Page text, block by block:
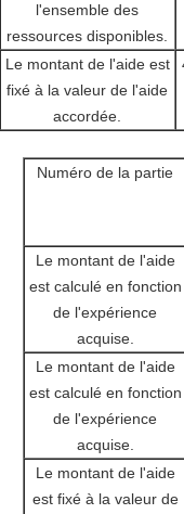
l'ensemble des
ressources disponibles.
Le montant de l'aide est
fixé à la valeur de l'aide
accordée.
Numéro de la partie
Le montant de l'aide
est calculé en fonction
de l'expérience
acquise.
Le montant de l'aide
est calculé en fonction
de l'expérience
acquise.
Le montant de l'aide
est fixé à la valeur de